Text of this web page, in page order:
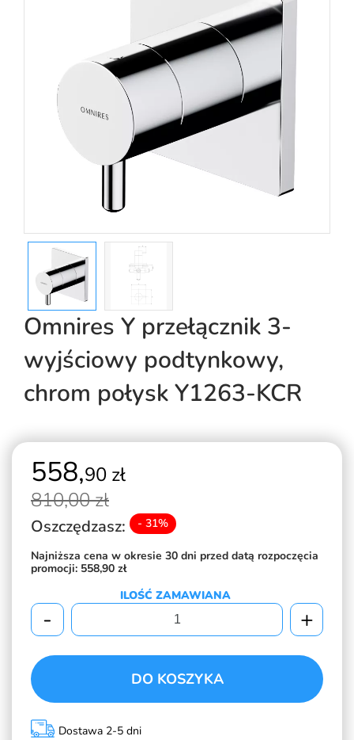
Omnires Y przełącznik 3-
wyjściowy podtynkowy,
chrom połysk Y1263-KCR
558,90 zł
810,00 zł
Oszczędzasz: - 31%
Najniższa cena w okresie 30 dni przed datą rozpoczęcia
promocji: 558,90 zł
ILOŚĆ ZAMAWIANA
- +
DO KOSZYKA
Dostawa 2-5 dni